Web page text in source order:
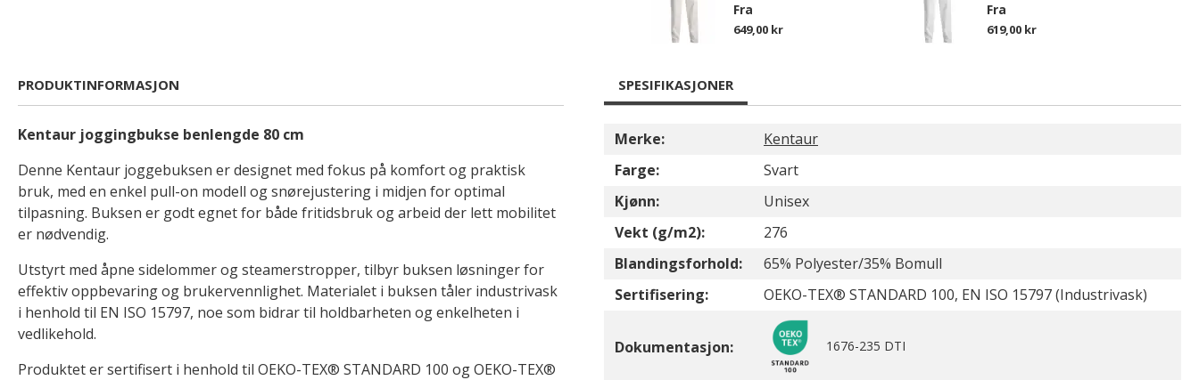
Fra
649,00 kr
Fra
619,00 kr
PRODUKTINFORMASJON
Kentaur joggingbukse benlengde 80 cm
Denne Kentaur joggebuksen er designet med fokus på komfort og praktisk
bruk, med en enkel pull-on modell og snørejustering i midjen for optimal
tilpasning. Buksen er godt egnet for både fritidsbruk og arbeid der lett mobilitet
er nødvendig.
Utstyrt med åpne sidelommer og steamerstropper, tilbyr buksen løsninger for
effektiv oppbevaring og brukervennlighet. Materialet i buksen tåler industrivask
i henhold til EN ISO 15797, noe som bidrar til holdbarheten og enkelheten i
vedlikehold.
Produktet er sertifisert i henhold til OEKO-TEX® STANDARD 100 og OEKO-TEX®
SPESIFIKASJONER
Merke:
Kentaur
Farge:
Svart
Kjønn:
Unisex
Vekt (g/m2):
276
Blandingsforhold:
65% Polyester/35% Bomull
Sertifisering:
OEKO-TEX® STANDARD 100, EN ISO 15797 (Industrivask)
Dokumentasjon: 1676-235 DTI